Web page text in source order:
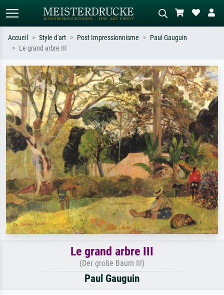
Recherchez par artiste, titre ou style –
ex. Monet, Nuit étoilée,
impressionnisme, vague de Hokusai,
nu.
Décrivez la scène – ex. prairie verte,
abstrait avec beaucoup de rouge,
tableau sombre, nu debout près d'un
arbre.
Accueil Style d'art Post Impressionnisme
Paul Gauguin
Le grand arbre III
Le grand arbre III
(Der große Baum III)
Paul Gauguin